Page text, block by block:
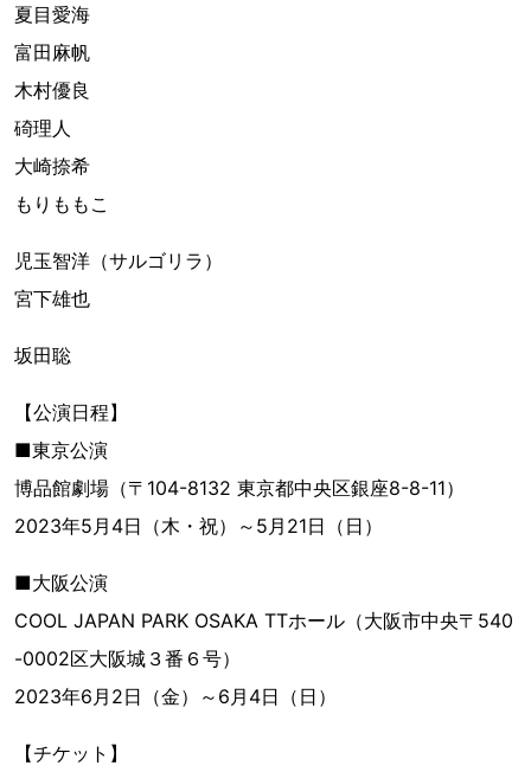
夏目愛海
富田麻帆
木村優良
碕理人
大崎捺希
もりももこ
児玉智洋（サルゴリラ）
宮下雄也
坂田聡
【公演日程】
■東京公演
博品館劇場（〒104-8132 東京都中央区銀座8-8-11）
2023年5月4日（木・祝）～5月21日（日）
■大阪公演
COOL JAPAN PARK OSAKA TTホール（大阪市中央〒540
-0002区大阪城３番６号）
2023年6月2日（金）～6月4日（日）
【チケット】